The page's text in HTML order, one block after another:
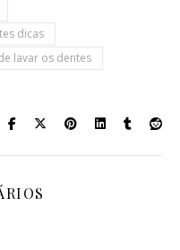
dicas
lavar os dentes